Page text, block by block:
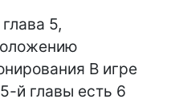
5,
В игре
й главы есть 6